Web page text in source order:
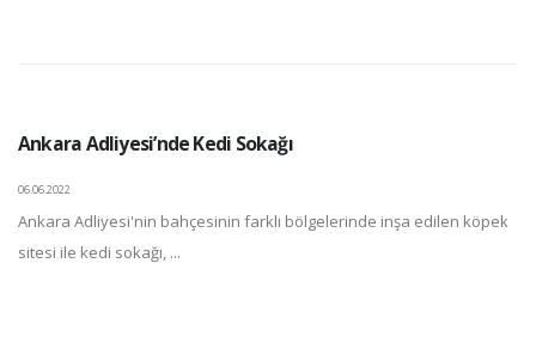
Ankara Adliyesi’nde Kedi Sokağı
06.06.2022
Ankara Adliyesi'nin bahçesinin farklı bölgelerinde inşa edilen köpek
sitesi ile kedi sokağı, ...